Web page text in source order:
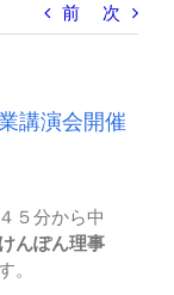
前 次
講演会開催
５分から中
んぽん理事
。